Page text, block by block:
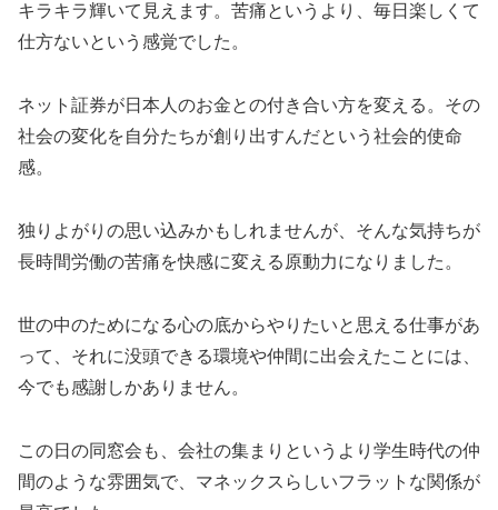
キラキラ輝いて見えます。苦痛というより、毎日楽しくて
仕方ないという感覚でした。
ネット証券が日本人のお金との付き合い方を変える。その
社会の変化を自分たちが創り出すんだという社会的使命
感。
独りよがりの思い込みかもしれませんが、そんな気持ちが
長時間労働の苦痛を快感に変える原動力になりました。
世の中のためになる心の底からやりたいと思える仕事があ
って、それに没頭できる環境や仲間に出会えたことには、
今でも感謝しかありません。
この日の同窓会も、会社の集まりというより学生時代の仲
間のような雰囲気で、マネックスらしいフラットな関係が